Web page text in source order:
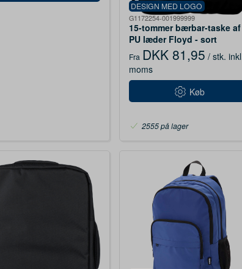
DESIGN MED LOGO
G1172254-001999999
15-tommer bærbar-taske af
PU læder Floyd - sort
Fra DKK 81,95 / stk.
moms
Køb
2555 på lager